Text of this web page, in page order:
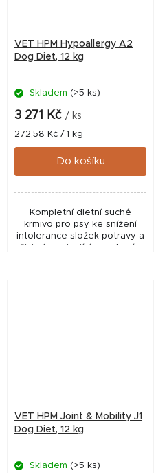
VET HPM Hypoallergy A2
Dog Diet, 12 kg
Skladem (>5 ks)
3 271 Kč / ks
Měrná
cena:
272,58 Kč / 1 kg
Do košíku
Kompletní dietní suché
krmivo pro psy ke snížení
intolerance složek potravy a
VET HPM Joint & Mobility J1
Dog Diet, 12 kg
Skladem (>5 ks)